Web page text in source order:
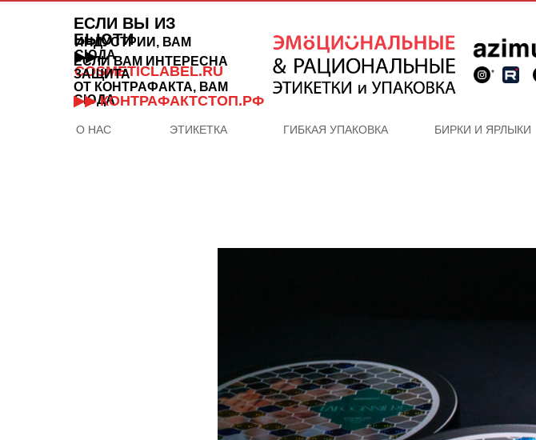
О НАС ЭТИКЕТКА ГИБКАЯ УПАКОВКА БИРКИ И ЯРЛЫКИ
ИНДУСТРИИ, ВАМ
СЮДА
ЕСЛИ ВЫ ИЗ
БЬЮТИ
▶▶
COSMETICLABEL.RU
ЕСЛИ ВАМ ИНТЕРЕСНА
ЗАЩИТА
ОТ КОНТРАФАКТА, ВАМ
СЮДА
▶▶ КОНТРАФАКТСТОП.РФ
*